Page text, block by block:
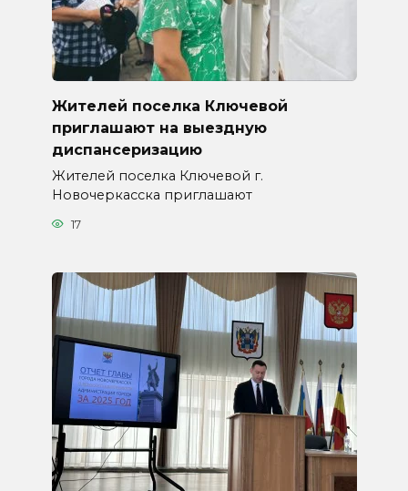
Жителей поселка Ключевой
приглашают на выездную
диспансеризацию
Жителей поселка Ключевой г.
Новочеркасска приглашают
17